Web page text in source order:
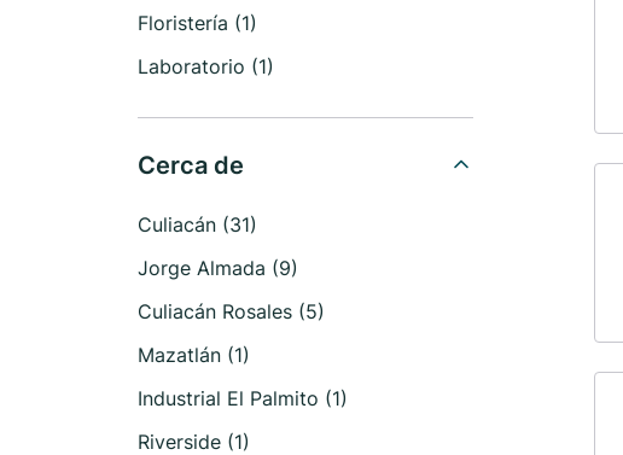
Floristería (1)
Laboratorio (1)
Cerca de
Culiacán (31)
Jorge Almada (9)
Culiacán Rosales (5)
Mazatlán (1)
Industrial El Palmito (1)
Riverside (1)